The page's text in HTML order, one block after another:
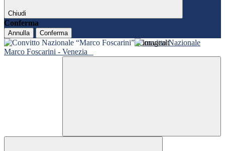
Chiudi
Conferma
Annulla Conferma
Convitto Nazionale
Marco Foscarini - Venezia